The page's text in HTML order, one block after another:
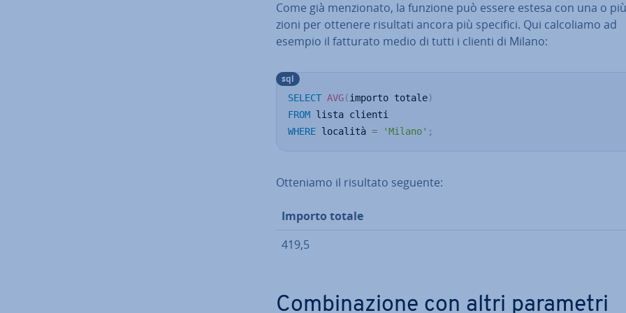
Come già men­zio­na­to, la funzione può essere estesa con una o
zio­ni per ottenere risultati ancora più specifici. Qui cal­co­lia­mo ad
esempio il fatturato medio di tutti i clienti di Milano:
SELECT AVG(importo totale)
FROM
WHERE località = 'Milano' ;
sql
Otteniamo il risultato seguente:
Importo totale
419,5
Com­bi­na­zio­ne con altri parametri